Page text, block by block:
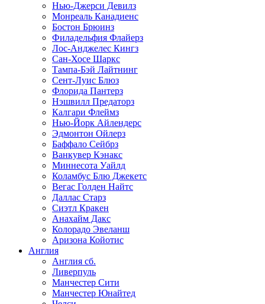
Нью-Джерси Девилз
Монреаль Канадиенс
Бостон Брюинз
Филадельфия Флайерз
Лос-Анджелес Кингз
Сан-Хосе Шаркс
Тампа-Бэй Лайтнинг
Сент-Луис Блюз
Флорида Пантерз
Нэшвилл Предаторз
Калгари Флеймз
Нью-Йорк Айлендерс
Эдмонтон Ойлерз
Баффало Сейбрз
Ванкувер Кэнакс
Миннесота Уайлд
Коламбус Блю Джекетс
Вегас Голден Найтс
Даллас Старз
Сиэтл Кракен
Анахайм Дакс
Колорадо Эвеланш
Аризона Койотис
Англия
Англия сб.
Ливерпуль
Манчестер Сити
Манчестер Юнайтед